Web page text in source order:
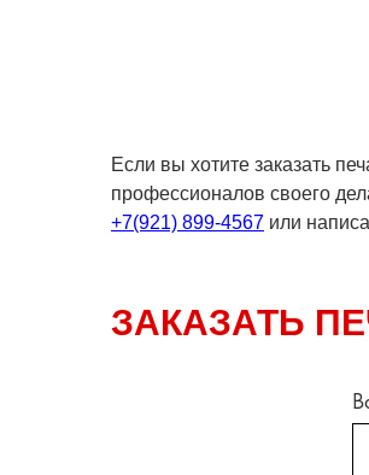
Если вы хотите заказать
профессионалов своего
+7(921) 899-4567 или
ЗАКАЗАТЬ